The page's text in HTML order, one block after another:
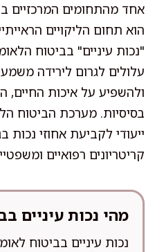
אחד מהתחומים המרכזיים
הוא תחום הליקויים
"נכות עיניים" בביטוח
עלולים לגרום לירידה
ולהשפיע על איכות החיים,
בסיסיות. מערכת הביטוח
ייעודי לקביעת אחוזי נכות
קריטריונים רפואיים
מהי נכות עיניים
נכות עיניים בביטוח